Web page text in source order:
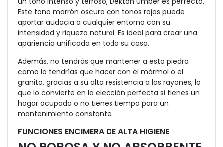
Este tono marrón oscuro con tonos rojos puede
aportar audacia a cualquier entorno con su
intensidad y riqueza natural. Es ideal para crear una
apariencia unificada en toda su casa.
Además, no tendrás que mantener a esta piedra
como lo tendrías que hacer con el mármol o el
granito, gracias a su alta resistencia a los rayones, lo
que lo convierte en la elección perfecta si tienes un
hogar ocupado o no tienes tiempo para un
mantenimiento constante.
FUNCIONES ENCIMERA DE ALTA HIGIENE